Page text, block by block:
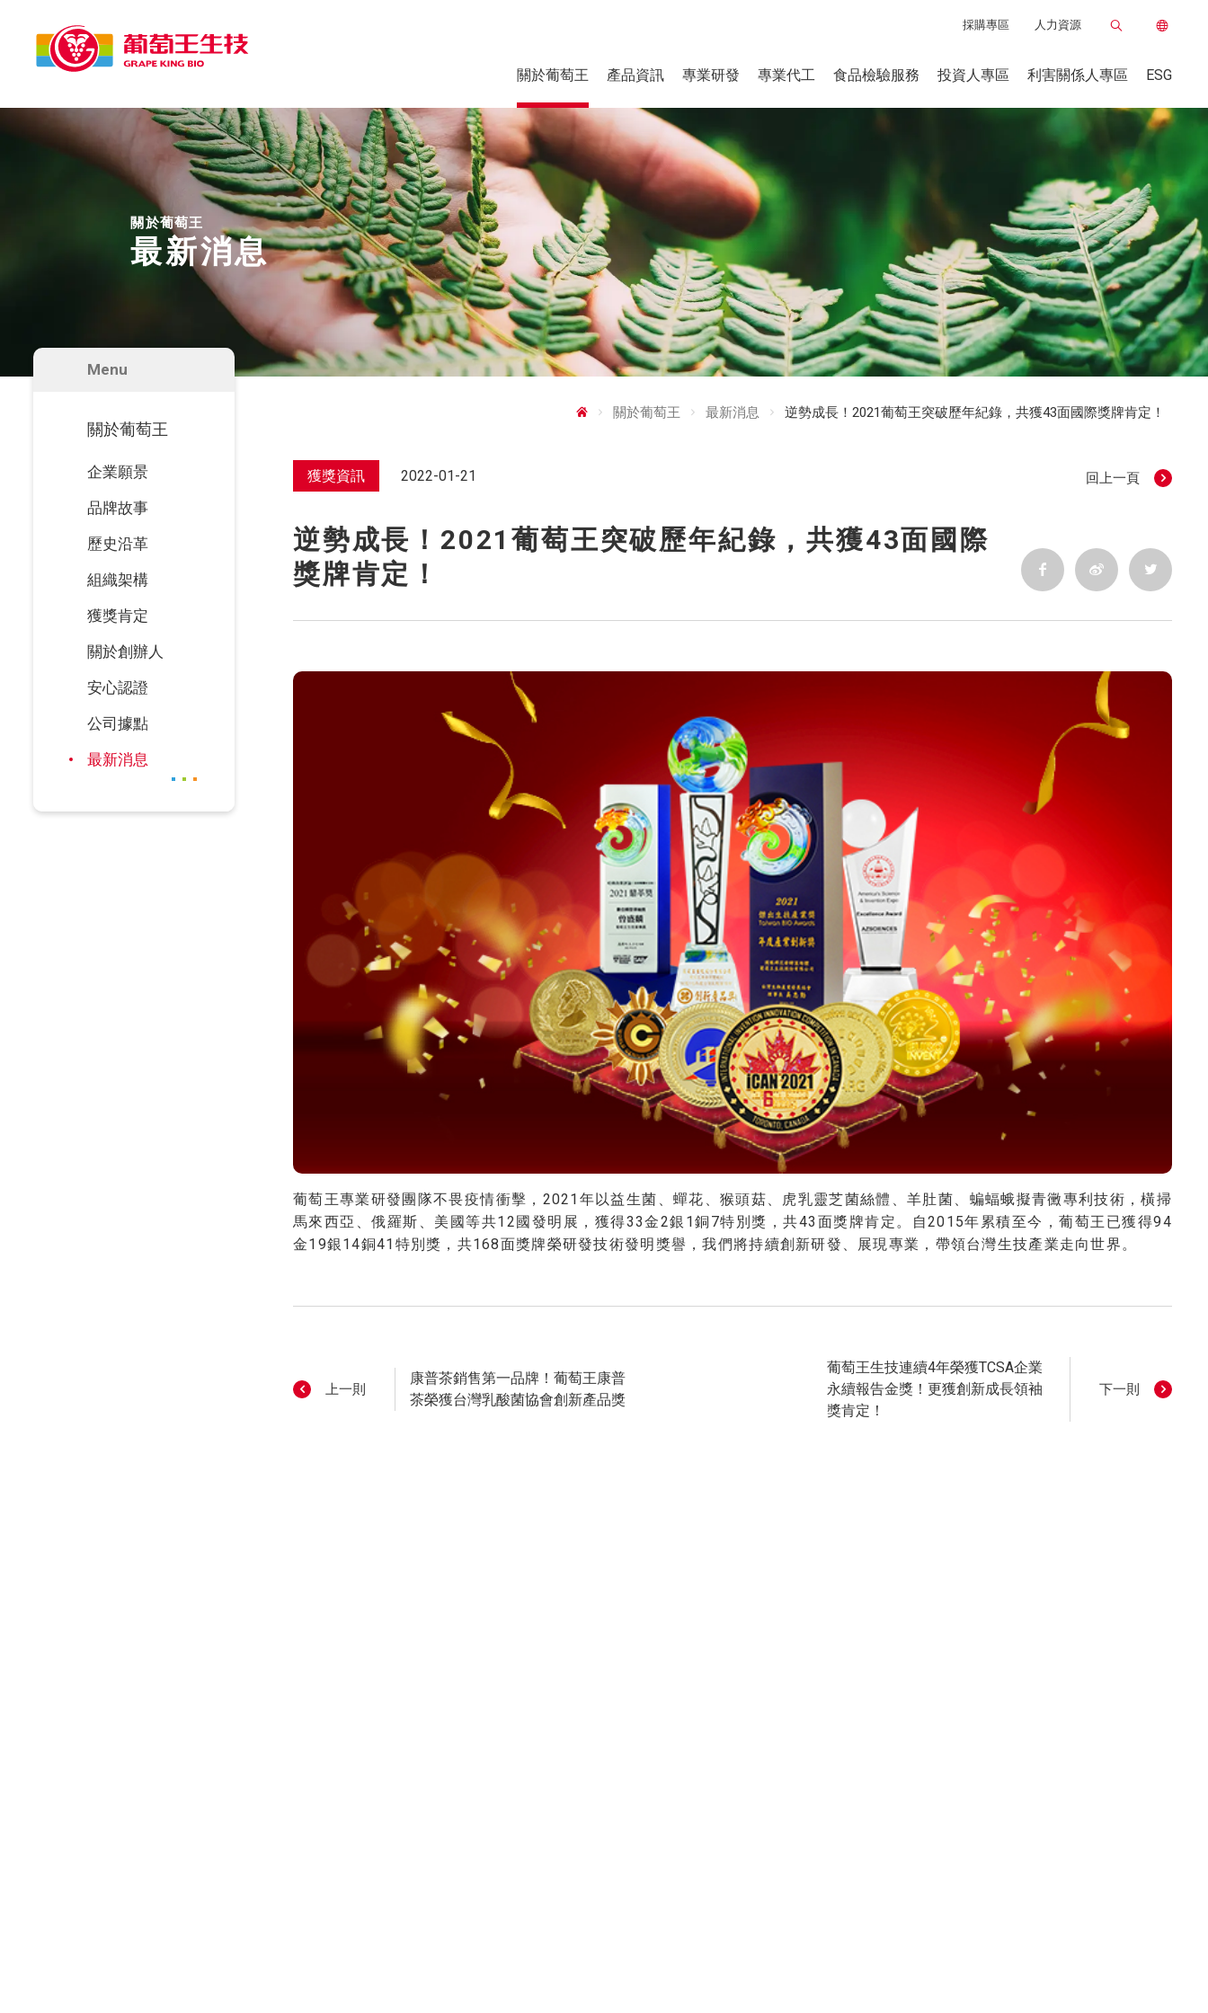
採購專區 人力資源
關於葡萄王 產品資訊 專業研發 專業代工 食品檢驗服務 投資人專區 利害關係人專區 ESG
關於葡萄王
最新消息
Menu
關於葡萄王
企業願景
品牌故事
歷史沿革
組織架構
獲獎肯定
關於創辦人
安心認證
公司據點
最新消息
關於葡萄王 最新消息 逆勢成長！2021葡萄王突破歷年紀錄，共獲43面國際獎牌肯定！
獲獎資訊 2022-01-21 回上一頁
逆勢成長！2021葡萄王突破歷年紀錄，共獲43面國際
獎牌肯定！
葡萄王專業研發團隊不畏疫情衝擊，2021年以益生菌、蟬花、猴頭菇、虎乳靈芝菌絲體、羊肚菌、蝙蝠蛾擬青黴專利技術，橫掃
馬來西亞、俄羅斯、美國等共12國發明展，獲得33金2銀1銅7特別獎，共43面獎牌肯定。自2015年累積至今，葡萄王已獲得94
金19銀14銅41特別獎，共168面獎牌榮研發技術發明獎譽，我們將持續創新研發、展現專業，帶領台灣生技產業走向世界。
上一則
康普茶銷售第一品牌！葡萄王康普
茶榮獲台灣乳酸菌協會創新產品獎
葡萄王生技連續4年榮獲TCSA企業
永續報告金獎！更獲創新成長領袖
獎肯定！
下一則